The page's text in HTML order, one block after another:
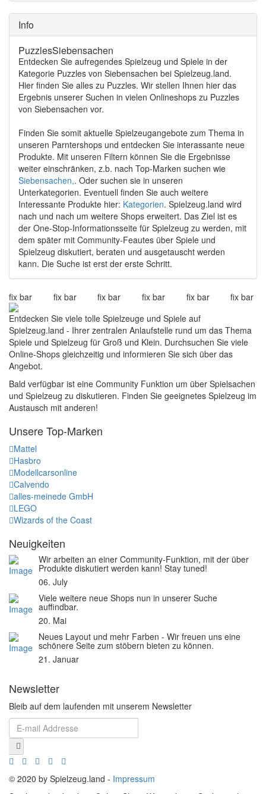
Info
PuzzlesSiebensachen
Entdecken Sie aufregendes Spielzeug und Spiele in der
Kategorie Puzzles von Siebensachen bei Spielzeug.land.
Hier finden Sie alles zu Puzzles. Wir stellen Ihnen hier das
Ergebnis unserer Suchen in vielen Onlineshops zu Puzzles
von Siebensachen vor.
Finden Sie somit aktuelle Spielzeugangebote zum Thema in
unseren Parntershops und entdecken Sie interassante neue
Produkte. Mit unseren Filtern können Sie die Ergebnisse
weiter einschränken, z.b. nach Top-Marken suchen wie
Siebensachen,. Oder suchen sie in unseren
Unterkategorien. Eventuell finden Sie auch weitere
Interessante Produkte hier: Kategorien. Spielzeug.land wird
nach und nach um weitere Shops erweitert. Das Ziel ist es
der One-Stop-Informationsseite für Spielzeug zu werden, mit
dem später mit Community-Feautes über Spiele und
Spielzeug diskutiert, beraten und ausgetauscht werden
kann. Die Suche ist erst der erste Schritt.
fix bar fix bar fix bar fix bar fix bar
fix bar
Entdecken Sie viele tolle Spielzeuge und Spiele auf
Spielzeug.land - Ihrer zentralen Anlaufstelle rund um das Thema
Spiele und Spielzeug für Groß und Klein. Durchsuchen Sie viele
Online-Shops gleichzeitig und informieren Sie sich über das
Angebot.
Bald verfügbar ist eine Community Funktion um über Spielsachen
und Spielzeug zu diskutieren. Finden Sie geeignetes Spielzeug im
Austausch mit anderen!
Unsere Top-Marken
Mattel
Hasbro
Modellcarsonline
Calvendo
alles-meinede GmbH
LEGO
Wizards of the Coast
Neuigkeiten
Wir arbeiten an einer Community-Funktion, mit der über
Produkte diskutiert werden kann! Stay tuned!
06. July
Viele weitere neue Shops nun in unserer Suche
auffindbar.
20. Mai
Neues Layout und mehr Farben - Wir freuen uns eine
schönere Seite zum stöbern bieten zu können.
21. Januar
Newsletter
Bleib auf dem laufenden mit unserem Newsletter
© 2020 by Spielzeug.land - Impressum